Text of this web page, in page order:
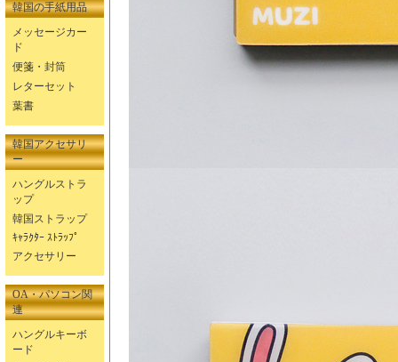
韓国の手紙用品
メッセージカー
ド
便箋・封筒
レターセット
葉書
韓国アクセサリ
ー
ハングルストラ
ップ
韓国ストラップ
ｷｬﾗｸﾀｰ ｽﾄﾗｯﾌﾟ
アクセサリー
OA・パソコン関
連
ハングルキーボ
ード